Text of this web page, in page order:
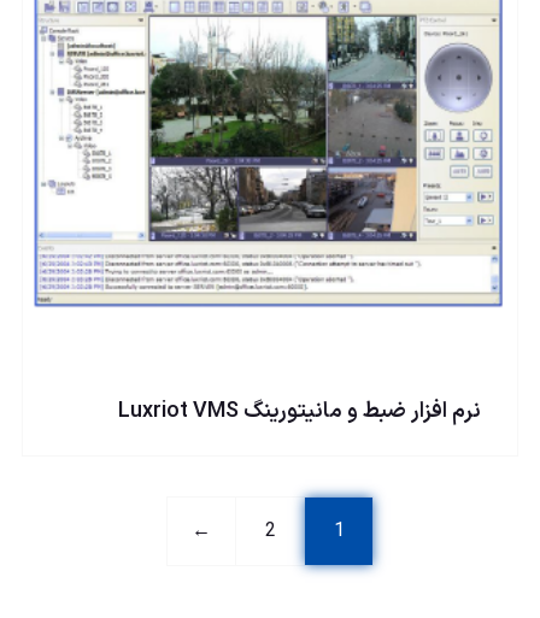
نرم افزار ضبط و مانیتورینگ Luxriot VMS
1
2
←